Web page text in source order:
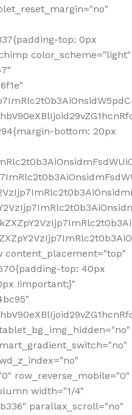
top: 0px
color_scheme="light"
bottom: 20px
top: 40px
!important;}"
row_reverse_mobile="0"
width="1/4"
parallax_scroll="no"